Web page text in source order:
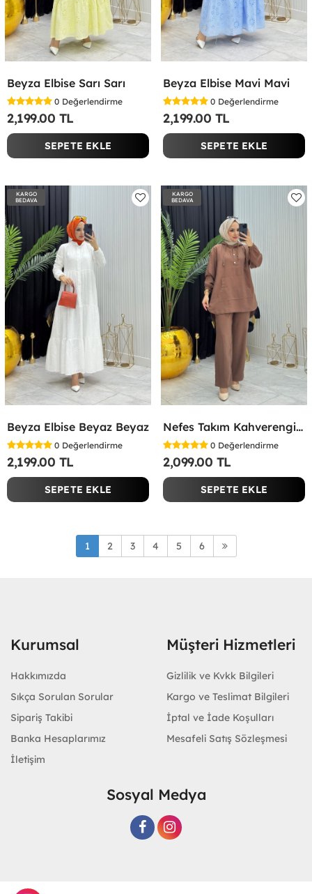
Beyza Elbise Sarı Sarı
0 Değerlendirme
2,199.00 TL
SEPETE EKLE
Beyza Elbise Mavi Mavi
0 Değerlendirme
2,199.00 TL
SEPETE EKLE
KARGO
BEDAVA
Beyza Elbise Beyaz Beyaz
0 Değerlendirme
2,199.00 TL
SEPETE EKLE
KARGO
BEDAVA
Nefes Takım Kahverengi Kahverengi
0 Değerlendirme
2,099.00 TL
SEPETE EKLE
1 2 3 4 5 6
Kurumsal
Hakkımızda
Sıkça Sorulan Sorular
Sipariş Takibi
Banka Hesaplarımız
İletişim
Müşteri Hizmetleri
Gizlilik ve Kvkk Bilgileri
Kargo ve Teslimat Bilgileri
İptal ve İade Koşulları
Mesafeli Satış Sözleşmesi
Sosyal Medya